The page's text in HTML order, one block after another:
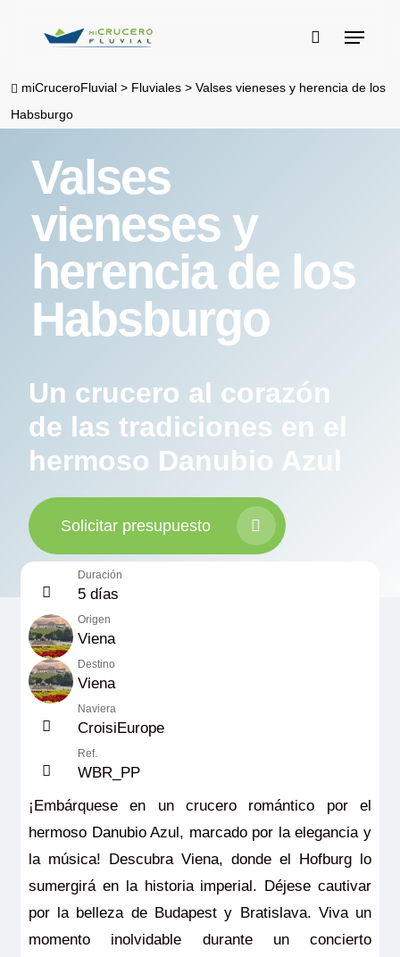
content
buscar
Menu
miCruceroFluvial > Fluviales >Valses vieneses y herencia de los
Habsburgo
Valses
vieneses y
herencia de los
Habsburgo
Un crucero al corazón
de las tradiciones en el
hermoso Danubio Azul
Solicitar presupuesto
Duración
5 días
Origen
Viena
Destino
Viena
Naviera
CroisiEurope
Ref.
WBR_PP
¡Embárquese en un crucero romántico por el
hermoso Danubio Azul, marcado por la elegancia y
la música! Descubra Viena, donde el Hofburg lo
sumergirá en la historia imperial. Déjese cautivar
por la belleza de Budapest y Bratislava. Viva un
momento inolvidable durante un concierto